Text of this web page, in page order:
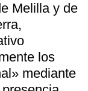
Melilla y de
los
mediante